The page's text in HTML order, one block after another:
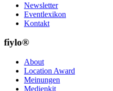
Newsletter
Eventlexikon
Kontakt
fiylo®
About
Location Award
Meinungen
Medienkit